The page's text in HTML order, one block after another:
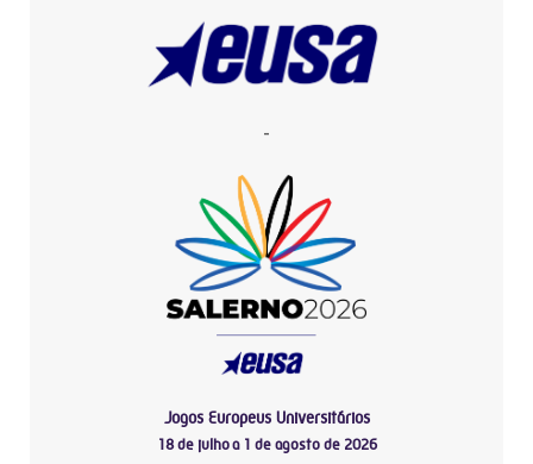
-
Jogos Europeus Universitários
18 de julho a 1 de agosto de 2026